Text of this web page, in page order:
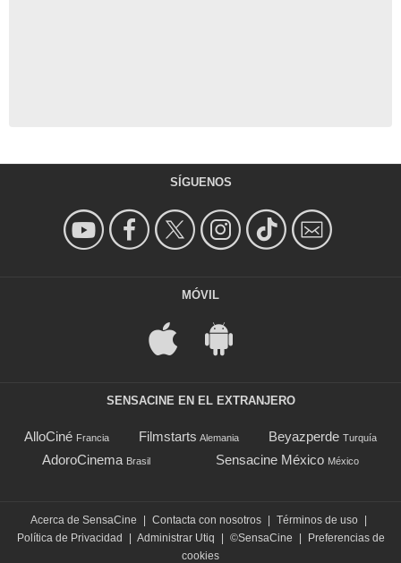
SÍGUENOS
MÓVIL
SENSACINE EN EL EXTRANJERO
AlloCiné Francia Filmstarts Alemania Beyazperde Turquía
AdoroCinema Brasil Sensacine México México
Acerca de SensaCine Contacta con nosotros Términos de uso
Política de Privacidad
Administrar Utiq ©SensaCine
Preferencias de
cookies